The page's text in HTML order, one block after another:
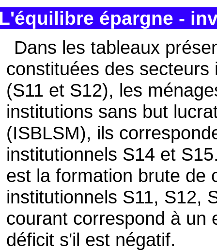
épargne -
Dans les tableaux
constituées des
(S11 et S12), les
institutions sans but
(ISBLSM), ils
institutionnels S14 et
est la formation brute de
institutionnels S11, S12,
courant correspond à un
déficit s'il est négatif.